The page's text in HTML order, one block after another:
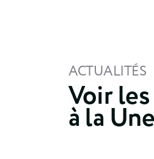
ACTUALITÉS
Voir
à la Une